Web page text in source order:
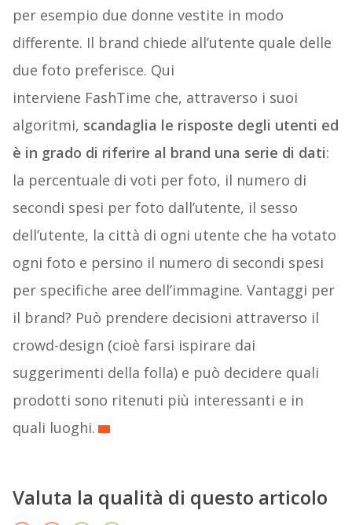
per esempio due donne vestite in modo
differente. Il brand chiede all’utente quale delle
due foto preferisce. Qui
interviene FashTime che, attraverso i suoi
algoritmi, scandaglia le risposte degli utenti ed
è in grado di riferire al brand una serie di dati:
la percentuale di voti per foto, il numero di
secondi spesi per foto dall’utente, il sesso
dell’utente, la città di ogni utente che ha votato
ogni foto e persino il numero di secondi spesi
per specifiche aree dell’immagine. Vantaggi per
il brand? Può prendere decisioni attraverso il
crowd-design (cioè farsi ispirare dai
suggerimenti della folla) e può decidere quali
prodotti sono ritenuti più interessanti e in
quali luoghi.
Valuta la qualità di questo articolo